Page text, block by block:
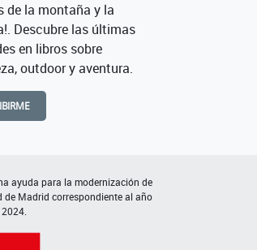
de la montaña y la
Descubre las últimas
en libros sobre
outdoor y aventura.
ayuda para la modernización de
de Madrid correspondiente al año
2024.